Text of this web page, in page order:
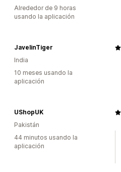
Alrededor de 9 horas
usando la aplicación
JavelinTiger
India
10 meses usando la
aplicación
UShopUK
Pakistán
44 minutos usando la
aplicación